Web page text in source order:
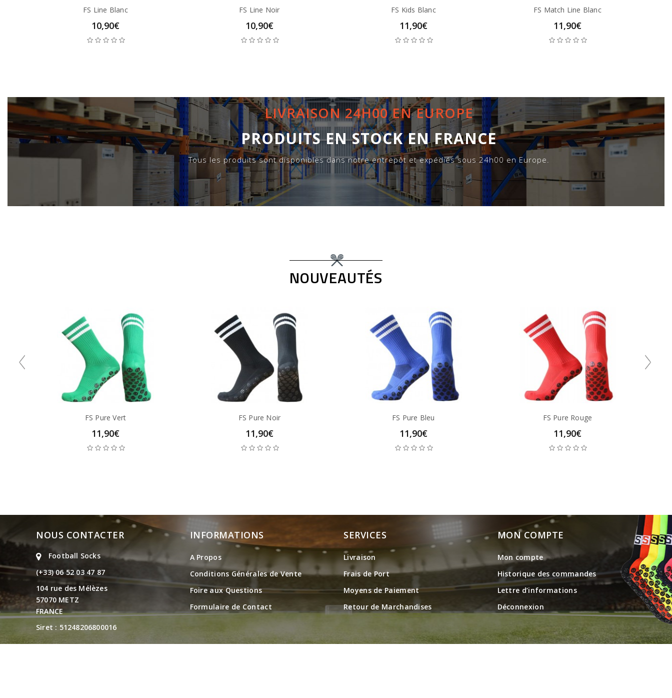
FS Line Blanc
10,90€
FS Line Noir
10,90€
FS Kids Blanc
11,90€
FS Match Line Blanc
11,90€
LIVRAISON 24H00 EN EUROPE
PRODUITS EN STOCK EN FRANCE
Tous les produits sont disponibles dans notre entrepôt et expédiés sous 24h00 en Europe.
NOUVEAUTÉS
FS Pure Vert
11,90€
FS Pure Noir
11,90€
FS Pure Bleu
11,90€
FS Pure Rouge
11,90€
NOUS CONTACTER
Football Socks
(+33)06 52 03 47 87
104 rue des Mélèzes
57070 METZ
FRANCE
Siret : 51248206800016
INFORMATIONS
A Propos
Conditions Générales de Vente
Foire aux Questions
Formulaire de Contact
SERVICES
Livraison
Frais de Port
Moyens de Paiement
Retour de Marchandises
MON COMPTE
Mon compte
Historique des commandes
Lettre d’informations
Déconnexion